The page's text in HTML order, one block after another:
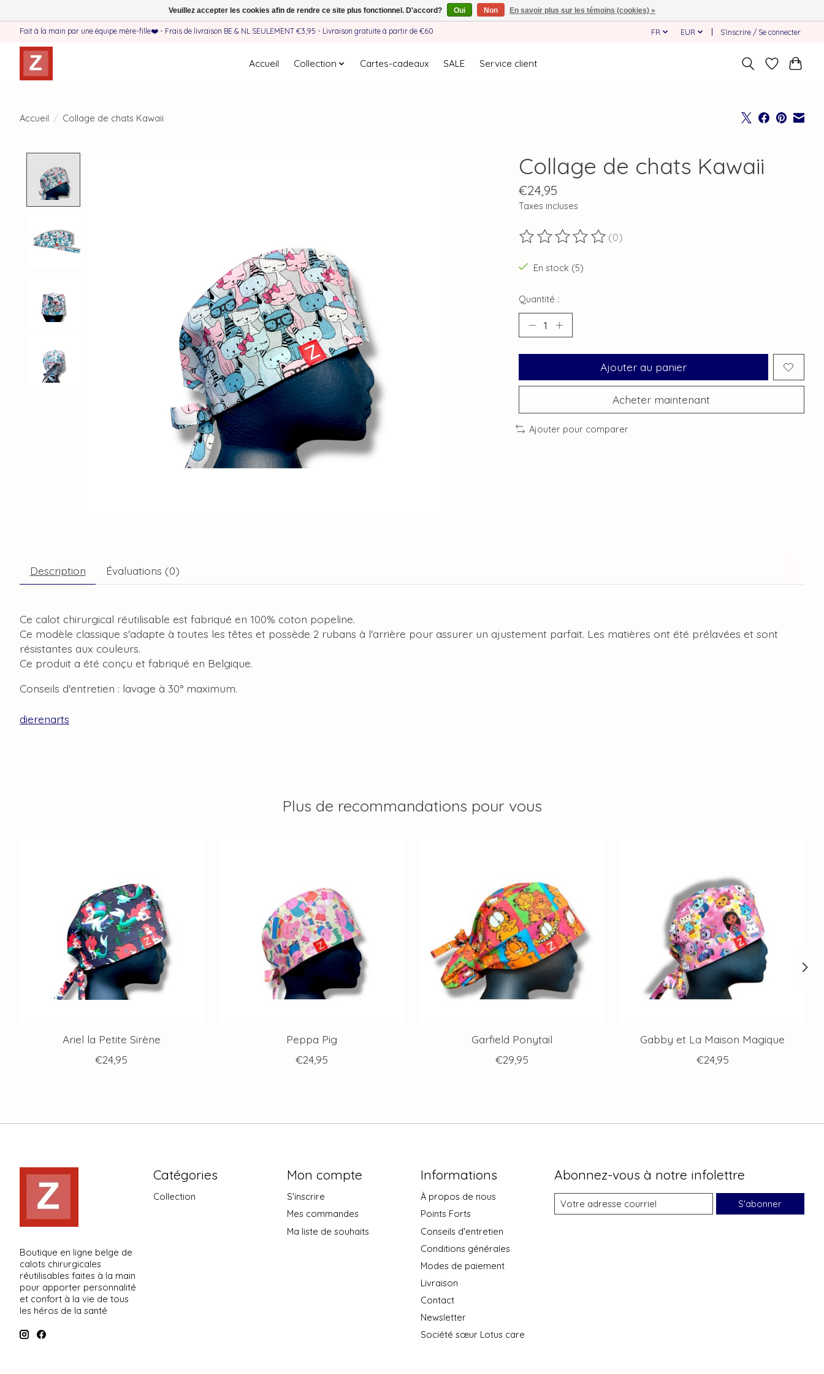
Fait à la main par une équipe mère-fille❤️ - Frais de livraison BE & NL SEULEMENT €3,95 - Livraison gratuite à partir de €60 FR EUR S’inscrire / Se connecter
Accueil Collection Cartes-cadeaux SALE Service client
Accueil / Collage de chats Kawaii
Collage de chats Kawaii
€24,95
Taxes incluses
Ce produit est évalué à
(0)
En stock (5)
Quantité :
Ajouter au panier
Acheter maintenant
Ajouter pour comparer
Description Évaluations (0)
Ce calot chirurgical réutilisable est fabriqué en 100% coton popeline.
Ce modèle classique s'adapte à toutes les têtes et possède 2 rubans à l'arrière pour assurer un ajustement parfait. Les matières ont été prélavées et sont
résistantes aux couleurs.
Ce produit a été conçu et fabriqué en Belgique.
Conseils d'entretien : lavage à 30° maximum.
dierenarts
Plus de recommandations pour vous
Ariel la Petite Sirène
€24,95
Peppa Pig
€24,95
Garfield Ponytail
€29,95
Gabby et La Maison Magique
€24,95
Boutique en ligne belge de
calots chirurgicales
réutilisables faites à la main
pour apporter personnalité
et confort à la vie de tous
les héros de la santé
Catégories
Collection
Mon compte
S'inscrire
Mes commandes
Ma liste de souhaits
Informations
À propos de nous
Points Forts
Conseils d'entretien
Conditions générales
Modes de paiement
Livraison
Contact
Newsletter
Société sœur Lotus care
Abonnez-vous à notre infolettre
S'abonner
Veuillez accepter les cookies afin de rendre ce site plus fonctionnel. D'accord? Oui Non En savoir plus sur les témoins (cookies) »